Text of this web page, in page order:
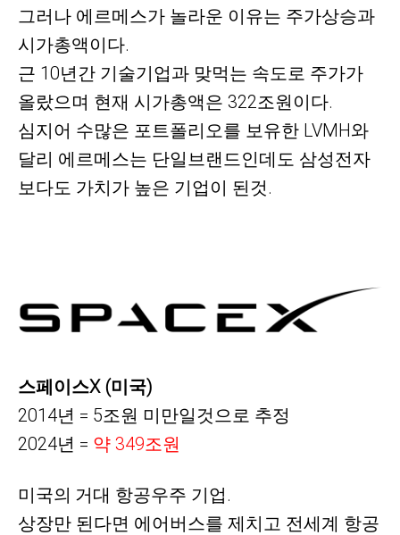
그러나 에르메스가 놀라운 이유는 주가상승과
시가총액이다.
근 10년간 기술기업과 맞먹는 속도로 주가가
올랐으며 현재 시가총액은 322조원이다.
심지어 수많은 포트폴리오를 보유한 LVMH와
달리 에르메스는 단일브랜드인데도 삼성전자
보다도 가치가 높은 기업이 된것.
스페이스X (미국)
2014년 = 5조원 미만일것으로 추정
2024년 = 약 349조원
미국의 거대 항공우주 기업.
상장만 된다면 에어버스를 제치고 전세계 항공